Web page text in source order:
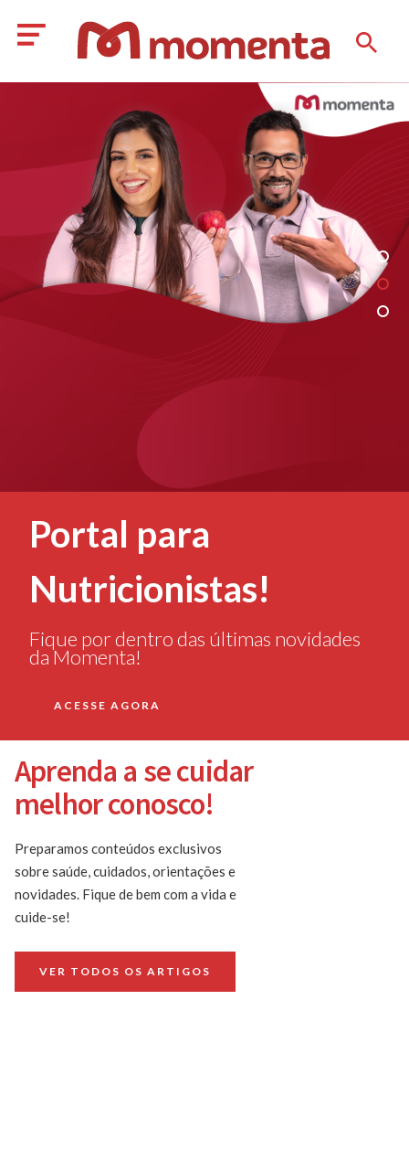
Portal para
Nutricionistas!
Fique por dentro das últimas novidades
da Momenta!
ACESSE AGORA
Aprenda a se cuidar
melhor conosco!
Preparamos conteúdos exclusivos
sobre saúde, cuidados, orientações e
novidades. Fique de bem com a vida e
cuide-se!
VER TODOS OS ARTIGOS